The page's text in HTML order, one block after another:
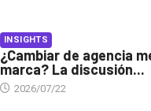
INSIGHTS
¿Cambiar de agencia
marca? La discusión...
2026/07/22